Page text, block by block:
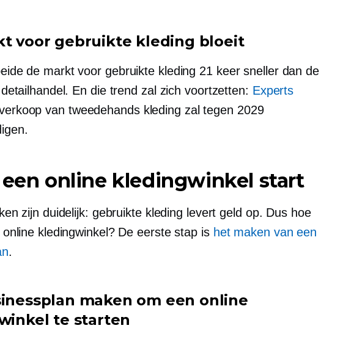
voor gebruikte kleding bloeit
de markt voor gebruikte kleding 21 keer sneller dan de
En die trend zal zich voortzetten: Experts
van tweedehands kleding zal tegen 2029
een online kledingwinkel start
zijn duidelijk: gebruikte kleding levert geld op. Dus hoe
kledingwinkel? De eerste stap is het maken van een
.
maken om een ​​online
te starten